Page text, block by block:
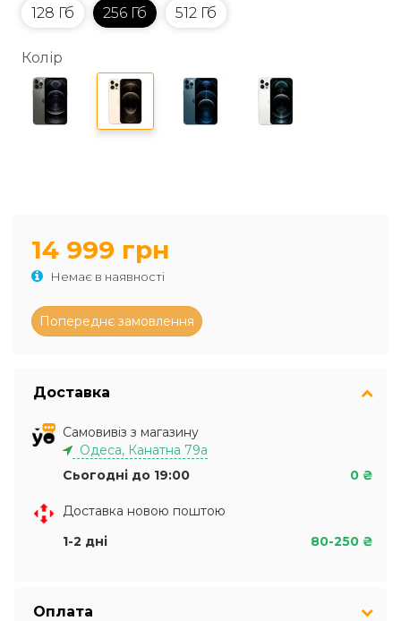
128 Гб
256 Гб 512 Гб
Колір
14 999 грн
Немає в наявності
Доставка
Самовивіз з магазину
Одеса, Канатна 79а
Сьогодні до 19:00
0 ₴
Доставка новою поштою
1-2 дні
80-250 ₴
Оплата